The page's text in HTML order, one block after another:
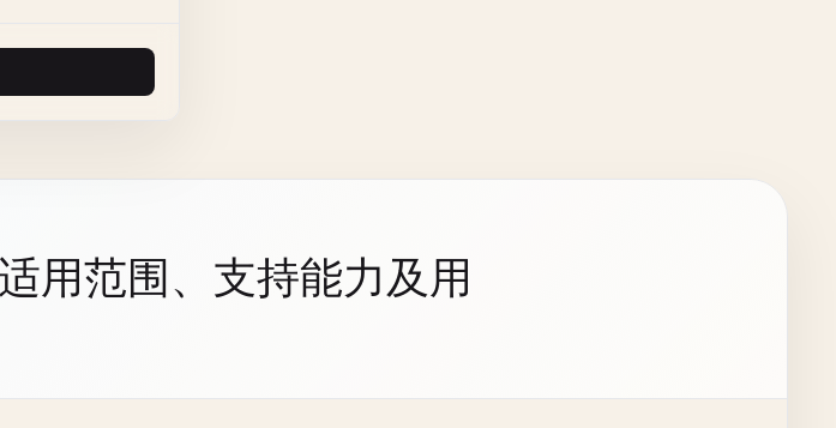
用范围、支持能力及用